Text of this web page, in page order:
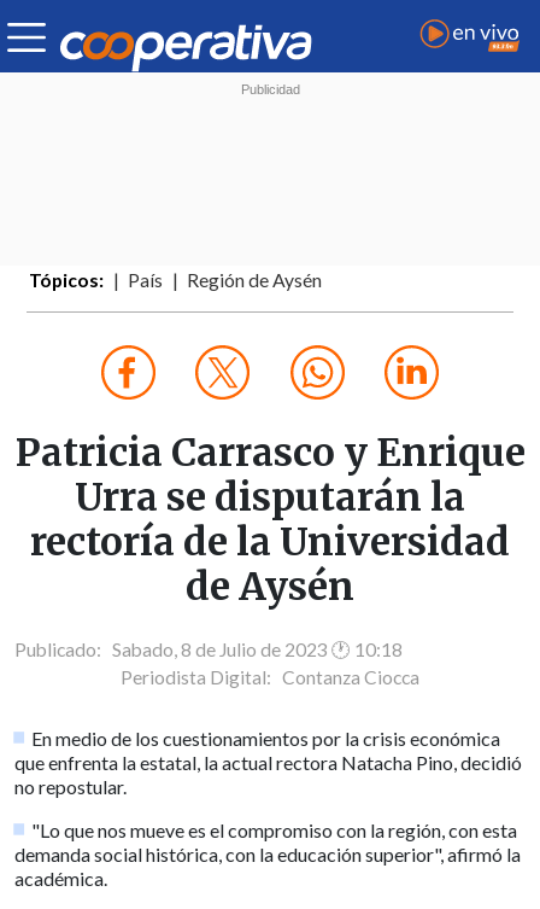
Tópicos: País Región de Aysén
Patricia Carrasco y Enrique
Urra se disputarán la
rectoría de la Universidad
de Aysén
Publicado: Sabado, 8 de Julio de 2023 🕐 10:18
Periodista Digital: Contanza Ciocca
En medio de los cuestionamientos por la crisis económica
que enfrenta la estatal, la actual rectora Natacha Pino, decidió
no repostular.
"Lo que nos mueve es el compromiso con la región, con esta
demanda social histórica, con la educación superior", afirmó la
académica.